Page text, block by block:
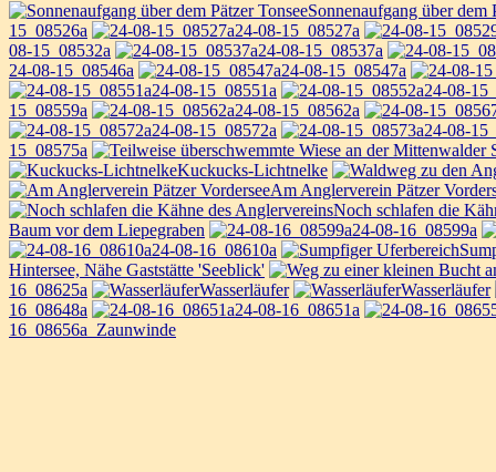
Sonnenaufgang über dem
15_08526a
24-08-15_08527a
08-15_08532a
24-08-15_08537a
24-08-15_08546a
24-08-15_08547a
24-08-15_08551a
24-08-
15_08559a
24-08-15_08562a
24-08-15_08572a
24-08-
15_08575a
Kuckucks-Lichtnelke
Am Anglerverein Pätzer
Noch schlafen die
Baum vor dem Liepegraben
24-08-16_08599a
24-08-16_08610a
Hintersee, Nähe Gaststätte 'Seeblick'
16_08625a
Wasserläufer
Wasserläufer
16_08648a
24-08-16_08651a
16_08656a_Zaunwinde